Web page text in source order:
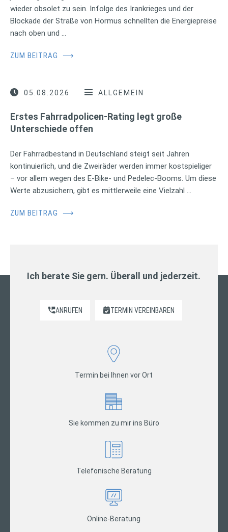
wieder obsolet zu sein. Infolge des Irankrieges und der
Blockade der Straße von Hormus schnellten die Energiepreise
nach oben und …
ZUM BEITRAG ⟶
05.08.2026 ALLGEMEIN
Erstes Fahrradpolicen-Rating legt große
Unterschiede offen
Der Fahrradbestand in Deutschland steigt seit Jahren
kontinuierlich, und die Zweiräder werden immer kostspieliger
– vor allem wegen des E-Bike- und Pedelec-Booms. Um diese
Werte abzusichern, gibt es mittlerweile eine Vielzahl …
ZUM BEITRAG ⟶
Ich berate Sie gern. Überall und jederzeit.
ANRUFEN TERMIN VEREINBAREN
Termin bei Ihnen vor Ort
Sie kommen zu mir ins Büro
Telefonische Beratung
Online-Beratung